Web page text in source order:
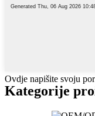
Ovdje napišite svoju
Kategorije